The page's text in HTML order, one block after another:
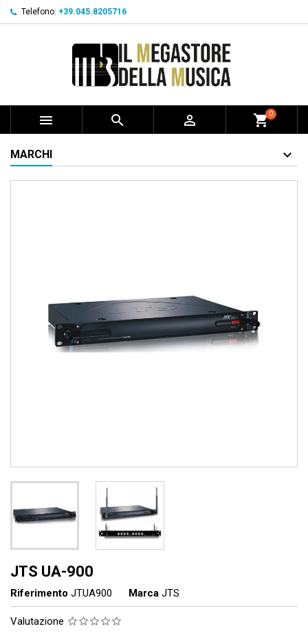
Telefono: +39.045.8205716
   shopping_cart0
MARCHI
JTS UA-900
Riferimento JTUA900 Marca JTS
Valutazione